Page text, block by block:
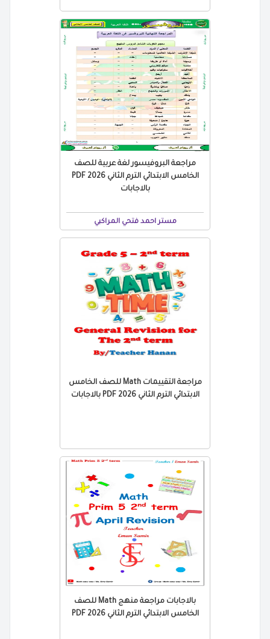
مراجعة البروفيسور لغة عربية للصف
الخامس الابتدائي الترم الثاني 2026 PDF
بالاجابات
مستر احمد فتحي المراكبي
مراجعة التقييمات Math للصف الخامس
الابتدائي الترم الثاني 2026 PDF بالاجابات
بالاجابات مراجعة منهج Math للصف
الخامس الابتدائي الترم الثاني 2026 PDF